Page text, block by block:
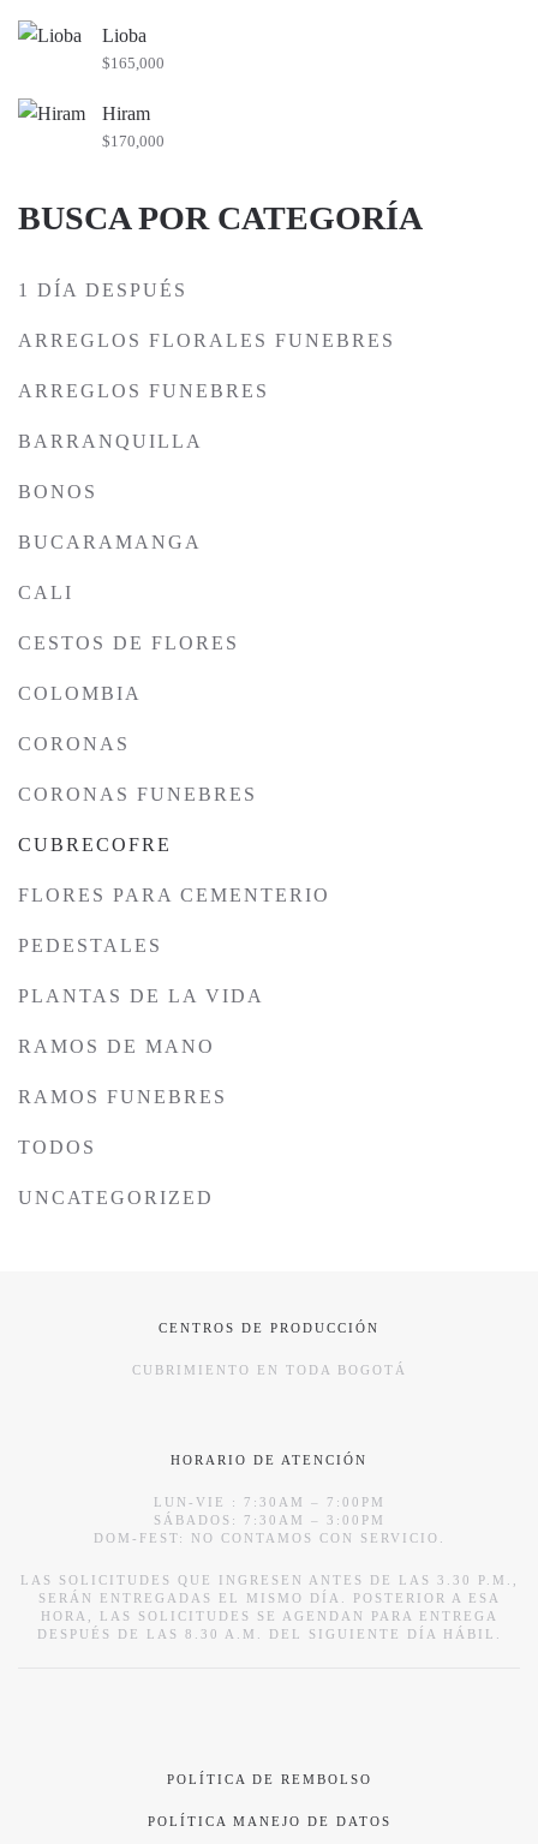
Lioba
$165,000
Hiram
$170,000
BUSCA POR CATEGORÍA
1 DÍA DESPUÉS
ARREGLOS FLORALES FUNEBRES
ARREGLOS FUNEBRES
BARRANQUILLA
BONOS
BUCARAMANGA
CALI
CESTOS DE FLORES
COLOMBIA
CORONAS
CORONAS FUNEBRES
CUBRECOFRE
FLORES PARA CEMENTERIO
PEDESTALES
PLANTAS DE LA VIDA
RAMOS DE MANO
RAMOS FUNEBRES
TODOS
UNCATEGORIZED
CENTROS DE PRODUCCIÓN
CUBRIMIENTO EN TODA BOGOTÁ
HORARIO DE ATENCIÓN
LUN-VIE : 7:30AM – 7:00PM
SÁBADOS: 7:30AM – 3:00PM
DOM-FEST: NO CONTAMOS CON SERVICIO.
LAS SOLICITUDES QUE INGRESEN ANTES DE LAS 3.30 P.M.,
SERÁN ENTREGADAS EL MISMO DÍA. POSTERIOR A ESA
HORA, LAS SOLICITUDES SE AGENDAN PARA ENTREGA
DESPUÉS DE LAS 8.30 A.M. DEL SIGUIENTE DÍA HÁBIL.
POLÍTICA DE REMBOLSO
POLÍTICA MANEJO DE DATOS